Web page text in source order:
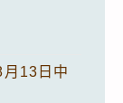
13日中